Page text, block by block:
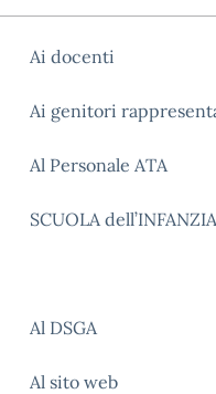
Ai docenti
Ai genitori
Al Personale ATA
SCUOLA dell’INFANZIA
Al DSGA
Al sito web